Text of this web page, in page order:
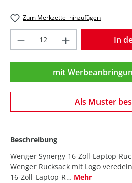
Zum Merkzettel hinzufügen
Produkt Anzahl: Gib
In
mit
Als Muster
Beschreibung
Wenger Synergy 16-Zoll-Laptop-
Wenger Rucksack mit Logo
16-Zoll-Laptop-R… Mehr